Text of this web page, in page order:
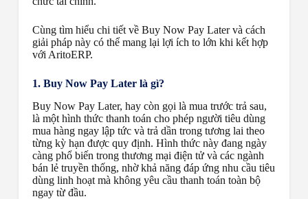
Cùng tìm hiểu chi tiết về Buy Now Pay Later và cách
giải pháp này có thể mang lại lợi ích to lớn khi kết hợp
với AritoERP.
1. Buy Now Pay Later là gì?
Buy Now Pay Later, hay còn gọi là mua trước trả sau,
là một hình thức thanh toán cho phép người tiêu dùng
mua hàng ngay lập tức và trả dần trong tương lai theo
từng kỳ hạn được quy định. Hình thức này đang ngày
càng phổ biến trong thương mại điện tử và các ngành
bán lẻ truyền thống, nhờ khả năng đáp ứng nhu cầu tiêu
dùng linh hoạt mà không yêu cầu thanh toán toàn bộ
ngay từ đầu.